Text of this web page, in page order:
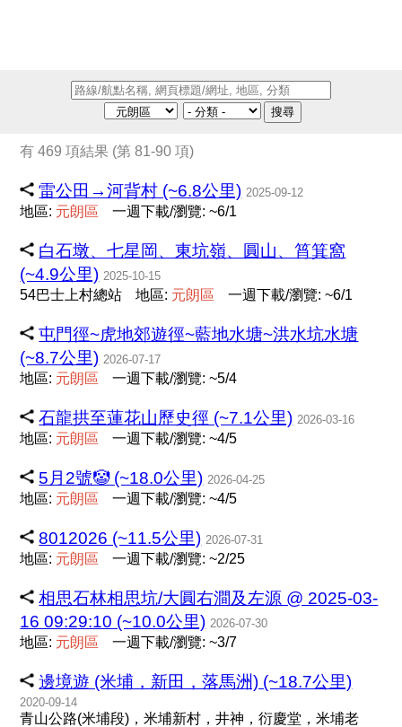
搜尋
有 469 項結果 (第 81-90 項)
雷公田→河背村 (~6.8公里) 2025-09-12
地區: 元朗 區 一週下載/瀏覽: ~6/1
白石墩、七星岡、東坑嶺、圓山、筲箕窩
(~4.9公里) 2025-10-15
54巴士上村總站 地區: 元朗 區 一週下載/瀏覽: ~6/1
屯門徑~虎地郊遊徑~藍地水塘~洪水坑水塘
(~8.7公里) 2026-07-17
地區: 元朗 區 一週下載/瀏覽: ~5/4
石龍拱至蓮花山歷史徑 (~7.1公里) 2026-03-16
地區: 元朗 區 一週下載/瀏覽: ~4/5
5月2號🤡 (~18.0公里) 2026-04-25
地區: 元朗 區 一週下載/瀏覽: ~4/5
8012026 (~11.5公里) 2026-07-31
地區: 元朗 區 一週下載/瀏覽: ~2/25
相思石林相思坑/大圓右澗及左源 @ 2025-03-
16 09:29:10 (~10.0公里) 2026-07-30
地區: 元朗 區 一週下載/瀏覽: ~3/7
邊境遊 (米埔，新田，落馬洲) (~18.7公里)
2020-09-14
青山公路(米埔段)，米埔新村，井神，衍慶堂，米埔老